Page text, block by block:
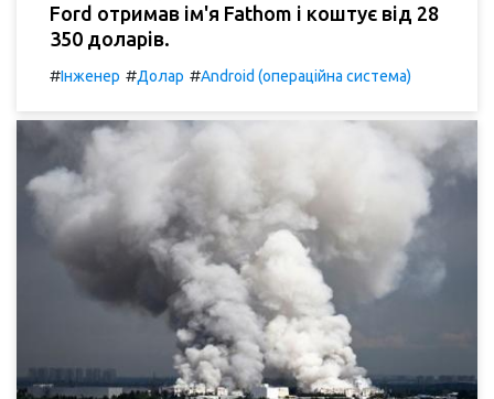
Ford отримав ім'я Fathom і коштує від 28
350 доларів.
#Інженер #Долар #Android (операційна система)